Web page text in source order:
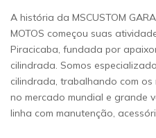
A história da MSCUSTOM
MOTOS começou suas
Piracicaba, fundada por
cilindrada. Somos
cilindrada, trabalhando com
no mercado mundial e grande
linha com manutenção,